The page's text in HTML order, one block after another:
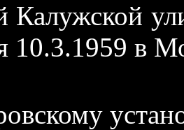
10.3.1959 в